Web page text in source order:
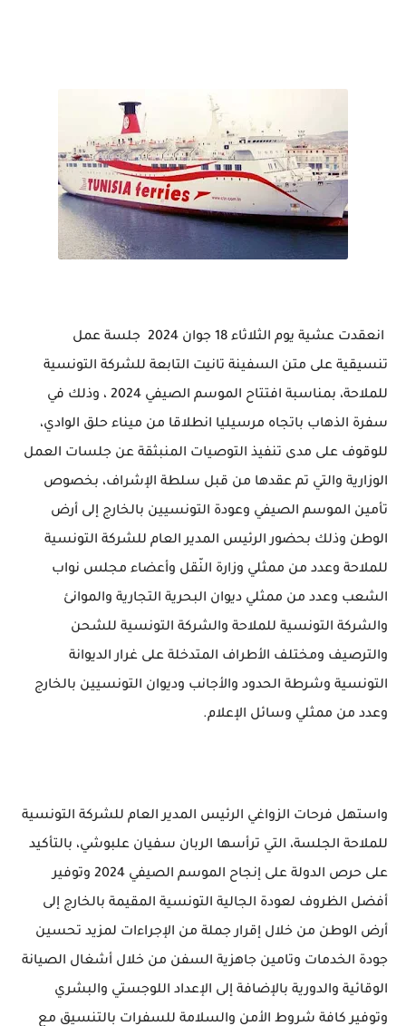
انعقدت عشية يوم الثلاثاء 18 جوان 2024 جلسة عمل
تنسيقية على متن السفينة تانيت التابعة للشركة التونسية
للملاحة، بمناسبة افتتاح الموسم الصيفي 2024 ، وذلك في
سفرة الذهاب باتجاه مرسيليا انطلاقا من ميناء حلق الوادي،
للوقوف على مدى تنفيذ التوصيات المنبثقة عن جلسات العمل
الوزارية والتي تم عقدها من قبل سلطة الإشراف، بخصوص
تأمين الموسم الصيفي وعودة التونسيين بالخارج إلى أرض
الوطن وذلك بحضور الرئيس المدير العام للشركة التونسية
للملاحة وعدد من ممثلي وزارة النّقل وأعضاء مجلس نواب
الشعب وعدد من ممثلي ديوان البحرية التجارية والموانئ
والشركة التونسية للملاحة والشركة التونسية للشحن
والترصيف ومختلف الأطراف المتدخلة على غرار الديوانة
التونسية وشرطة الحدود والأجانب وديوان التونسيين بالخارج
وعدد من ممثلي وسائل الإعلام.
واستهل فرحات الزواغي الرئيس المدير العام للشركة التونسية
للملاحة الجلسة، التي ترأسها الربان سفيان علبوشي، بالتأكيد
على حرص الدولة على إنجاح الموسم الصيفي 2024 وتوفير
أفضل الظروف لعودة الجالية التونسية المقيمة بالخارج إلى
أرض الوطن من خلال إقرار جملة من الإجراءات لمزيد تحسين
جودة الخدمات وتامين جاهزية السفن من خلال أشغال الصيانة
الوقائية والدورية بالإضافة إلى الإعداد اللوجستي والبشري
وتوفير كافة شروط الأمن والسلامة للسفرات بالتنسيق مع